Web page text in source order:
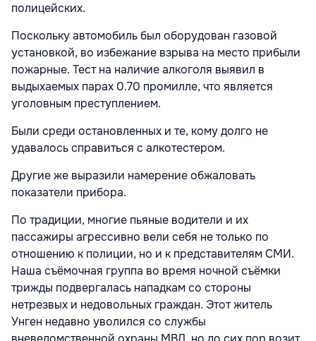
полицейских.
Поскольку автомобиль был оборудован газовой
установкой, во избежание взрыва на место прибыли
пожарные. Тест на наличие алкоголя выявил в
выдыхаемых парах 0.70 промилле, что является
уголовным преступлением.
Были среди остановленных и те, кому долго не
удавалось справиться с алкотестером.
Другие же выразили намерение обжаловать
показатели прибора.
По традиции, многие пьяные водители и их
пассажиры агрессивно вели себя не только по
отношению к полиции, но и к представителям СМИ.
Наша съёмочная группа во время ночной съёмки
трижды подвергалась нападкам со стороны
нетрезвых и недовольных граждан. Этот житель
Унген недавно уволился со службы